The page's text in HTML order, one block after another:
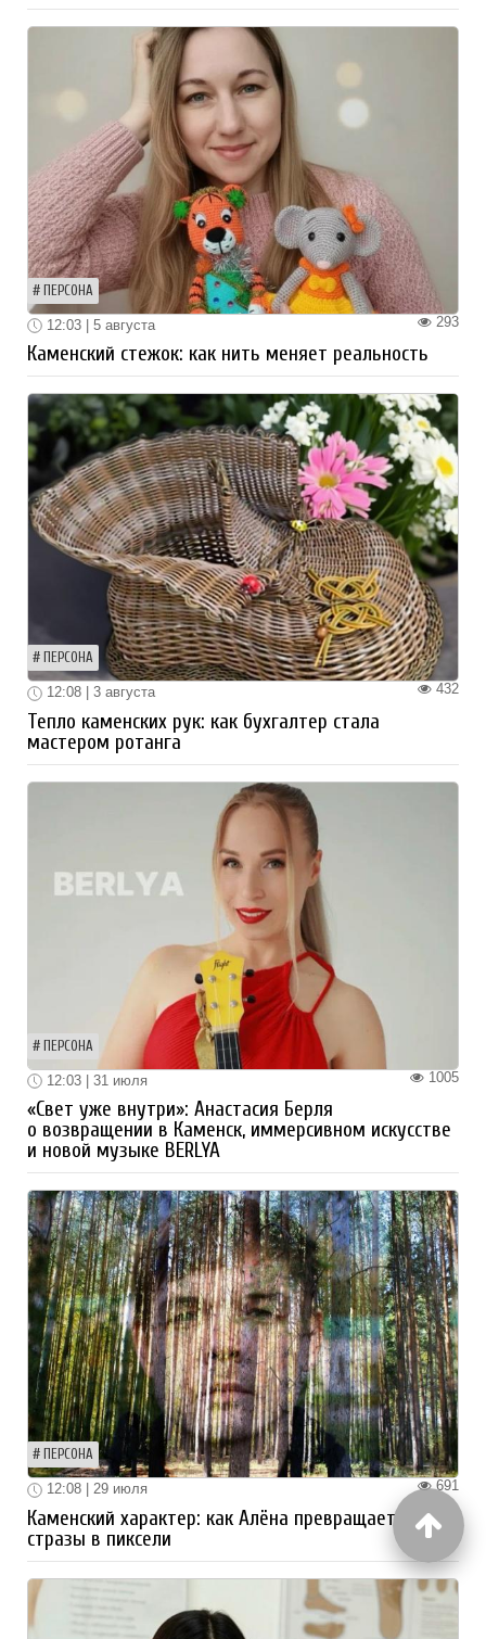
ПЕРСОНА
293
12:03 | 5 августа
Каменский стежок: как нить меняет реальность
ПЕРСОНА
432
12:08 | 3 августа
Тепло каменских рук: как бухгалтер стала
мастером ротанга
ПЕРСОНА
1005
12:03 | 31 июля
«Свет уже внутри»: Анастасия Берля
о возвращении в Каменск, иммерсивном искусстве
и новой музыке BERLYA
ПЕРСОНА
691
12:08 | 29 июля
Каменский характер: как Алёна превращает
стразы в пиксели